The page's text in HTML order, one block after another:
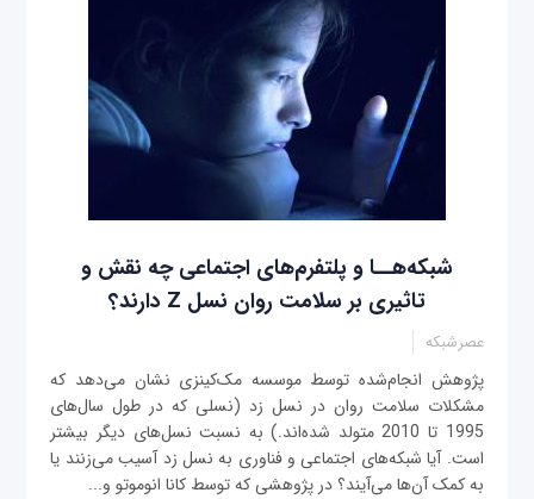
شبکه‌هــا و پلتفرم‌های اجتماعی چه نقش و
تاثیری بر سلامت روان نسل Z دارند؟
عصرشبکه
پژوهش انجام‌شده توسط موسسه مک‌کینزی نشان می‌دهد که
مشکلات سلامت روان در نسل زد (نسلی که در طول سال‌های
1995 تا 2010 متولد شده‌اند.) به نسبت نسل‌های دیگر بیشتر
است. آیا شبکه‌‌های اجتماعی و فناوری به نسل زد آسیب می‌‌زنند یا
به کمک آن‌ها می‌آیند؟ در پژوهشی که توسط کانا انوموتو و...